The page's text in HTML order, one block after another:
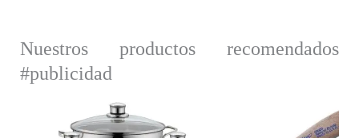
Nuestros productos recomendados
#publicidad